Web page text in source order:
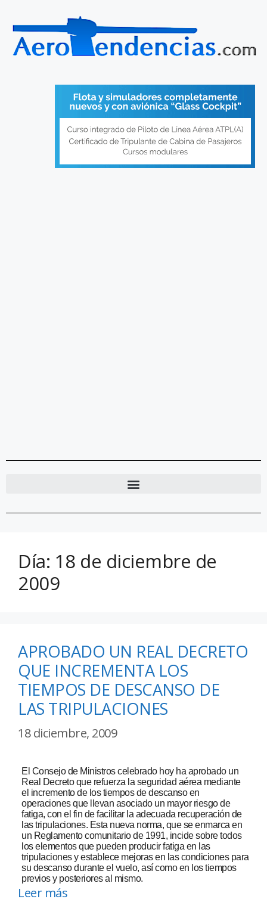
Día: 18 de diciembre de
2009
APROBADO UN REAL DECRETO
QUE INCREMENTA LOS
TIEMPOS DE DESCANSO DE
LAS TRIPULACIONES
18 diciembre, 2009
El Consejo de Ministros celebrado hoy ha aprobado un
Real Decreto que refuerza la seguridad aérea mediante
el incremento de los tiempos de descanso en
operaciones que llevan asociado un mayor riesgo de
fatiga, con el fin de facilitar la adecuada recuperación de
las tripulaciones. Esta nueva norma, que se enmarca en
un Reglamento comunitario de 1991, incide sobre todos
los elementos que pueden producir fatiga en las
tripulaciones y establece mejoras en las condiciones para
su descanso durante el vuelo, así como en los tiempos
previos y posteriores al mismo.
Leer más